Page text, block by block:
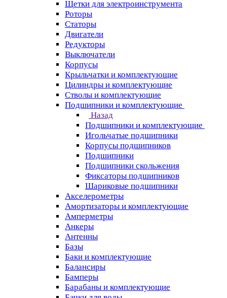
Щетки для электроинструмента
Роторы
Статоры
Двигатели
Редукторы
Выключатели
Корпусы
Крыльчатки и комплектующие
Цилиндры и комплектующие
Стволы и комплектующие
Подшипники и комплектующие
Назад
Подшипники и комплектующие
Игольчатые подшипники
Корпусы подшипников
Подшипники
Подшипники скольжения
Фиксаторы подшипников
Шариковые подшипники
Акселерометры
Амортизаторы и комплектующие
Амперметры
Анкеры
Антенны
Базы
Баки и комплектующие
Балансиры
Бамперы
Барабаны и комплектующие